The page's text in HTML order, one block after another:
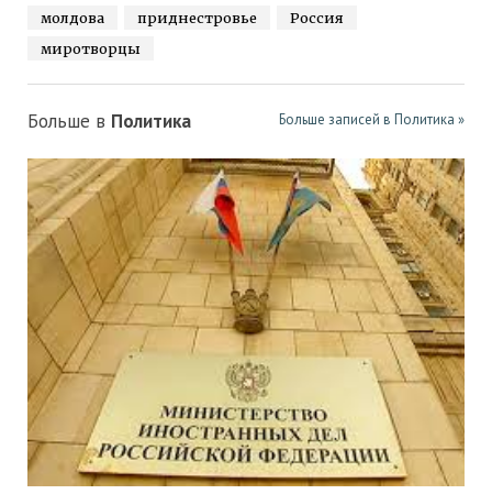
молдова приднестровье
Россия
миротворцы
Больше в Политика Больше записей в Политика »